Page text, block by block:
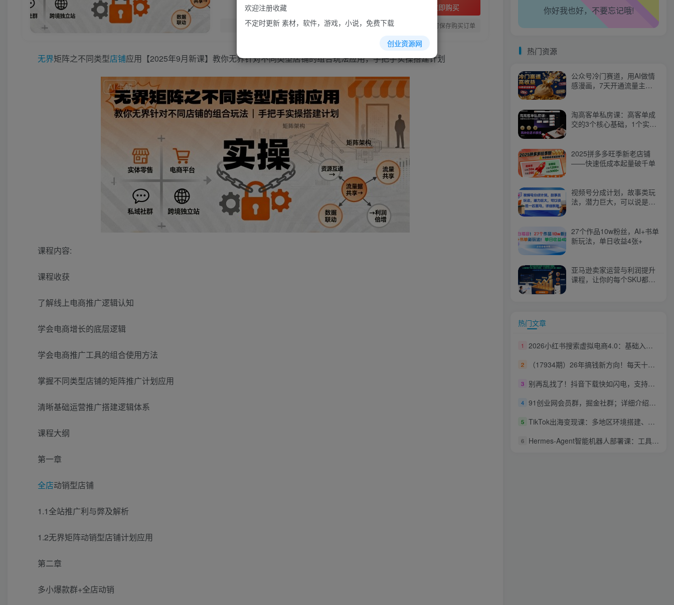
立即购买
您当前未登录！建议登陆后购买，办理会员包月更省钱，可保存购买订单
无界矩阵之不同类型店铺应用【2025年9月新课】教你无界针对不同类型店铺的组合玩法应用，手把手实操搭建计划
课程内容:
课程收获
了解线上电商推广逻辑认知
学会电商增长的底层逻辑
学会电商推广工具的组合使用方法
掌握不同类型店铺的矩阵推广计划应用
清晰基础运营推广搭建逻辑体系
课程大纲
第一章
全店动销型店铺
1.1全站推广利与弊及解析
1.2无界矩阵动销型店铺计划应用
第二章
多小爆款群+全店动销
工作也轻松了！
你好我也好，不要忘记哦!
热门资源
公众号冷门赛道，用AI做情
感漫画，7天开通流量主，
淘高客单私房课：高客单成
交的3个核心基础，1个实操
2025拼多多旺季新老店铺
——快速低成本起量破千单
视频号分成计划，故事类玩
法，潜力巨大，可以说是一
27个作品10w粉丝，AI+书单
新玩法，单日收益4张+
亚马逊卖家运营与利润提升
课程，让你的每个SKU都成
热门文章
1 2026小红书搜索虚拟电商4.0：基础入门、进阶实操，选品投流，自动运营教学
2 （17934期）26年搞钱新方向！每天十几分钟手机操作，稳定日入500+，长期可做
3 别再乱找了！抖音下载快如闪电，支持批量下载用户作品收藏列表和点赞列表，开源免费Better-douyin-R
4 91创业网会员群，掘金社群；详细介绍，点此加入
5 TikTok出海变现课：多地区环境搭建、壁纸、AI 手办项目、剪映全功能教学
6 Hermes-Agent智能机器人部署课：工具完整安装流程，DeepSeek与飞书机器人对接教学
欢迎注册收藏
不定时更新 素材，软件，游戏，小说，免费下载
创业资源网